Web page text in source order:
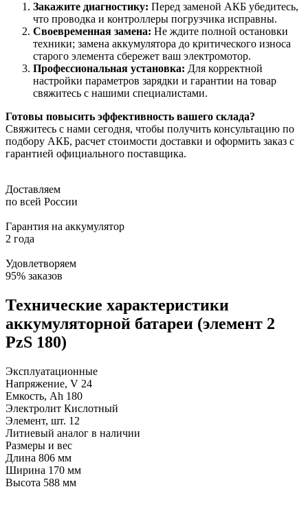
Закажите диагностику: Перед заменой АКБ убедитесь,
что проводка и контроллеры погрузчика исправны.
Своевременная замена: Не ждите полной остановки
техники; замена аккумулятора до критического износа
старого элемента сбережет ваш электромотор.
Профессиональная установка: Для корректной
настройки параметров зарядки и гарантии на товар
свяжитесь с нашими специалистами.
Готовы повысить эффективность вашего склада?
Свяжитесь с нами сегодня, чтобы получить консультацию по
подбору АКБ, расчет стоимости доставки и оформить заказ с
гарантией официального поставщика.
Доставляем
по всей России
Гарантия на аккумулятор
2 года
Удовлетворяем
95% заказов
Технические характеристики
аккумуляторной батареи (элемент 2
PzS 180)
Эксплуатационные
Напряжение, V 24
Емкость, Ah 180
Электролит Кислотный
Элемент, шт. 12
Литиевый аналог в наличии
Размеры и вес
Длина 806 мм
Ширина 170 мм
Высота 588 мм